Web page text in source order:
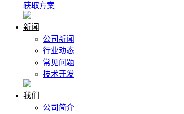
获取方案
新闻
公司新闻
行业动态
常见问题
技术开发
我们
公司简介